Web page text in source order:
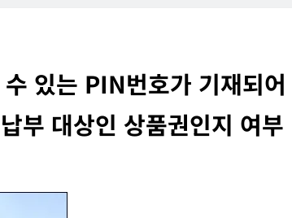
있는 PIN번호가 기재되어
부 대상인 상품권인지 여부